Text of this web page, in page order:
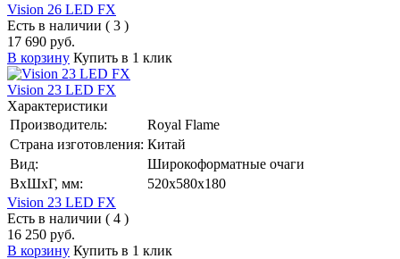
Vision 26 LED FX
Есть в наличии ( 3 )
17 690 руб.
В корзину Купить в 1 клик
Vision 23 LED FX
Характеристики
Производитель:
Royal Flame
Страна изготовления: Китай
Вид:
Широкоформатные очаги
ВхШхГ, мм:
520x580x180
Vision 23 LED FX
Есть в наличии ( 4 )
16 250 руб.
В корзину Купить в 1 клик